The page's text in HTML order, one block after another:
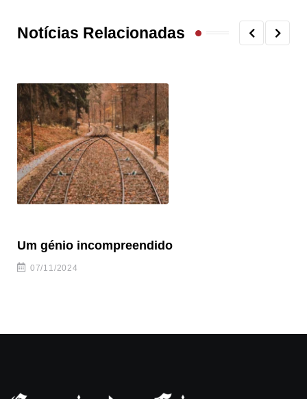
Notícias Relacionadas
Um génio incompreendido
07/11/2024